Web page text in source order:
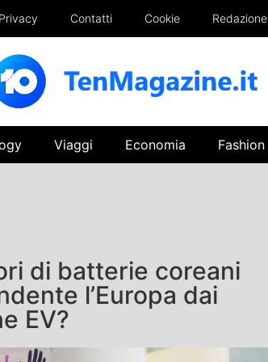
Privacy Contatti Cookie Redazione
Viaggi Economia Fashion
di batterie coreani
l’Europa dai
EV?